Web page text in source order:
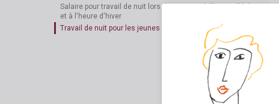
Salaire pour travail de nuit lors du passage à l'heure d'été
et à l'heure d'hiver
Travail de nuit pour les jeunes travailleurs